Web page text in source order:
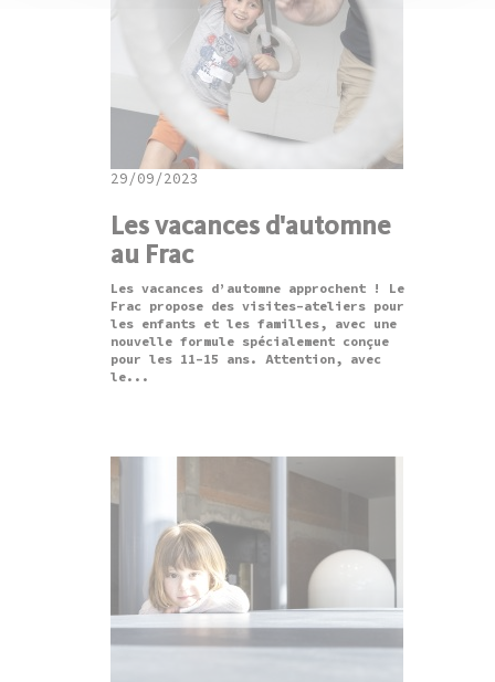
29/09/2023
Les vacances d'automne
au Frac
Les vacances d’automne approchent ! Le
Frac propose des visites-ateliers pour
les enfants et les familles, avec une
nouvelle formule spécialement conçue
pour les 11-15 ans. Attention, avec
le...